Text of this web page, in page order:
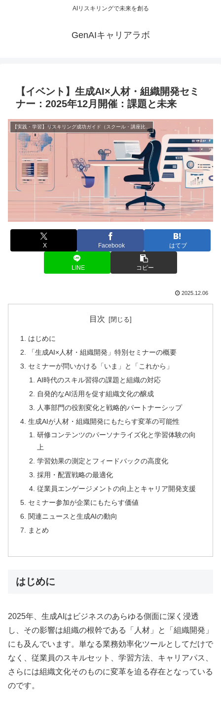
AIリスキリングで未来を創る
GenAIキャリアラボ
【イベント】生成AI×人材・組織開発セミ
ナー：2025年12月開催：課題と未来
【実践・学習】リスキリング成功ガイド（スクール・講座比較）
X Facebook はてブ
LINE コピー
2025.12.06
目次
はじめに
「生成AI×人材・組織開発」特別セミナーの概要
セミナーが問いかける「いま」と「これから」
AI時代のスキル習得の課題と組織の対応
自発的なAI活用を促す組織文化の醸成
人事部門の役割変化と戦略的パートナーシップ
生成AIが人材・組織開発にもたらす変革の可能性
研修コンテンツのパーソナライズ化と学習体験の向
上
学習効果の測定とフィードバックの高度化
採用・配置戦略の最適化
従業員エンゲージメントの向上とキャリア開発支援
セミナー参加が企業にもたらす価値
関連ニュースと生成AIの動向
まとめ
はじめに
2025年、生成AIはビジネスのあらゆる側面に深く浸透
し、その影響は組織の根幹である「人材」と「組織開発」
にも及んでいます。単なる業務効率化ツールとしてだけで
なく、従業員のスキルセット、学習方法、キャリアパス、
さらには組織文化そのものに変革を迫る存在となっている
のです。